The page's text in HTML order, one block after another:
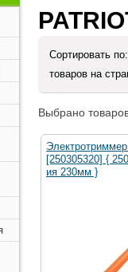
Сортировать
товаров на
Выбрано
[250305320] {
ия 230мм }